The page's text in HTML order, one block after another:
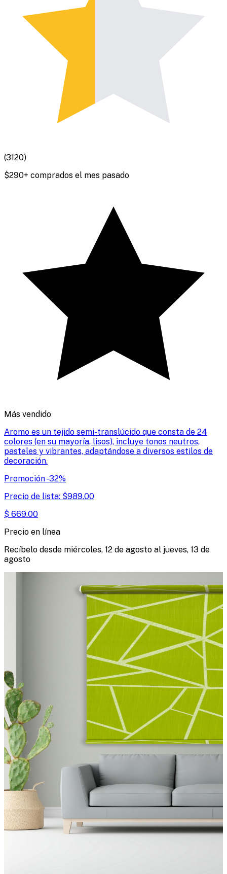
(3120)
$290+ comprados el mes pasado
Más vendido
Aromo es un tejido semi-translúcido que consta de 24
colores (en su mayoría, lisos), incluye tonos neutros,
pasteles y vibrantes, adaptándose a diversos estilos de
decoración.
Promoción-32%
Precio de lista: $989.00
$ 669.00
Precio en línea
Recíbelo desde miércoles, 12 de agosto al jueves, 13 de
agosto